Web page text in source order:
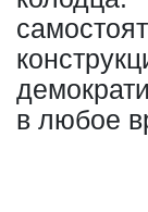
в любое